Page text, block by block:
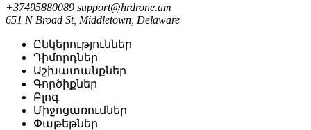
+37495880089 support@hrdrone.am
651 N Broad St, Middletown, Delaware
Ընկերություններ
Դիմորդներ
Աշխատանքներ
Գործիքներ
Բլոգ
Միջոցառումներ
Փաթեթներ